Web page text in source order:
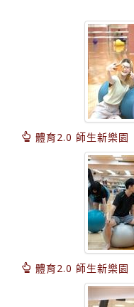
體育2.0 師生新樂園
體育2.0 師生新樂園